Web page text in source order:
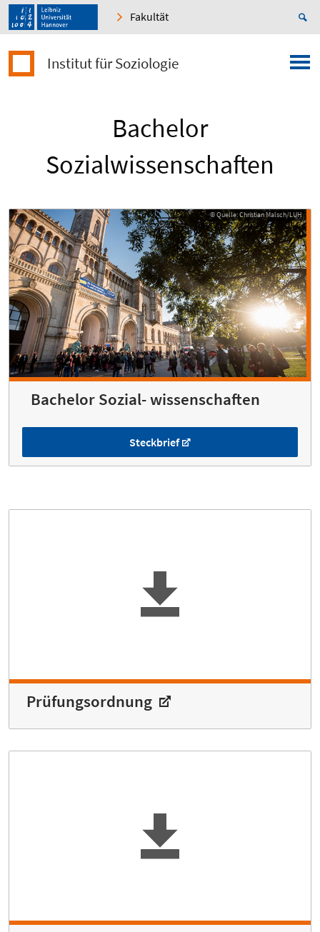
Fakultät
Institut für Soziologie
Bachelor
Sozialwissenschaften
© Quelle: Christian Malsch/LUH
© Quelle: Christian Malsch/LUH
Bachelor Sozial- wissenschaften
Steckbrief
Prüfungsordnung